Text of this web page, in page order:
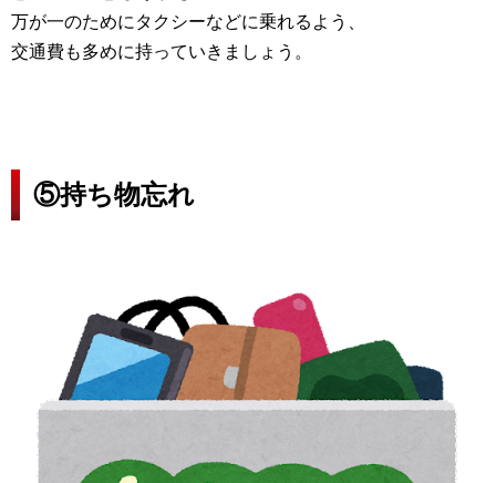
万が一のためにタクシーなどに乗れるよう、
交通費も多めに持っていきましょう。
⑤持ち物忘れ